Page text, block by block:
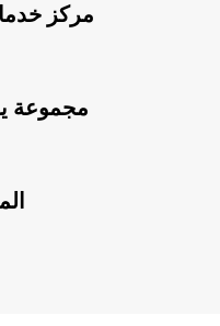
مركز
مجموعة